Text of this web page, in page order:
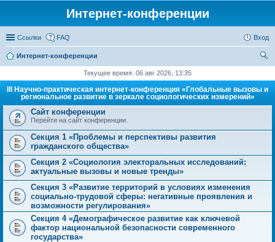
Интернет-конференции
Ссылки FAQ Вход
Интернет-конференции
Текущее время: 06 авг 2026, 13:35
III Научно-практическая интернет-конференция «Глобальные вызовы и
региональное развитие в зеркале социологических измерений»
Сайт конференции
Перейти на сайт конференции.
Секция 1 «Проблемы и перспективы развития
гражданского общества»
Секция 2 «Социология электоральных исследований:
актуальные вызовы и новые тренды»
Секция 3 «Развитие территорий в условиях изменения
социально-трудовой сферы: негативные проявления и
возможности регулирования»
Секция 4 «Демографическое развитие как ключевой
фактор национальной безопасности современного
государства»